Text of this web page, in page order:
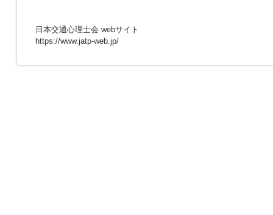
日本交通心理士会 webサイト
https://www.jatp-web.jp/